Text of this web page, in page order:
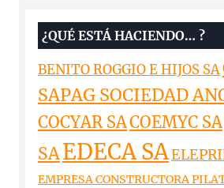
¿QUÉ ESTÁ HACIENDO… ?
BENITO ROGGIO E HIJOS SA
SAPAG SOCIEDAD
COCYAR SACOEMYC SA
SAEDECA SA
EMPRESA CONSTRUCTORA